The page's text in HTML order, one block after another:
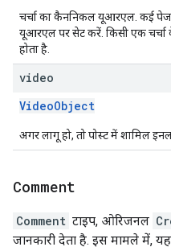
चर्चा का कैननिकल यूआरएल. कई पेज
यूआरएल पर सेट करें. किसी एक
होता है.
video
VideoObject
अगर लागू हो, तो पोस्ट में शामिल
Comment
Comment टाइप, ओरिजनल
जानकारी देता है. इस मामले में, यह